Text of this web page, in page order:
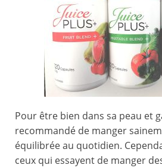
Pour être bien dans sa peau et
recommandé de manger
équilibrée au quotidien.
ceux qui essayent de manger